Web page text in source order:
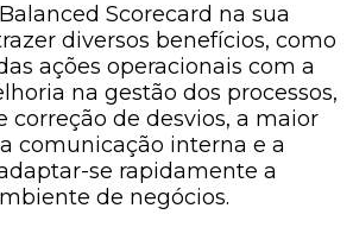
Scorecard na sua
diversos benefícios, como
ações operacionais com a
na gestão dos processos,
correção de desvios, a maior
comunicação interna e a
se rapidamente a
de negócios.